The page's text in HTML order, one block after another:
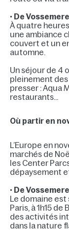
• De
À quatre
une ambiance
couvert et un
automne.
Un séjour de 4
pleinement
presser : Aqua
restaurants…
Où partir en
L’Europe en
marchés de
les Center
dépaysement
• De
Le domaine
Paris, à 1h15
des activités
dans la nature